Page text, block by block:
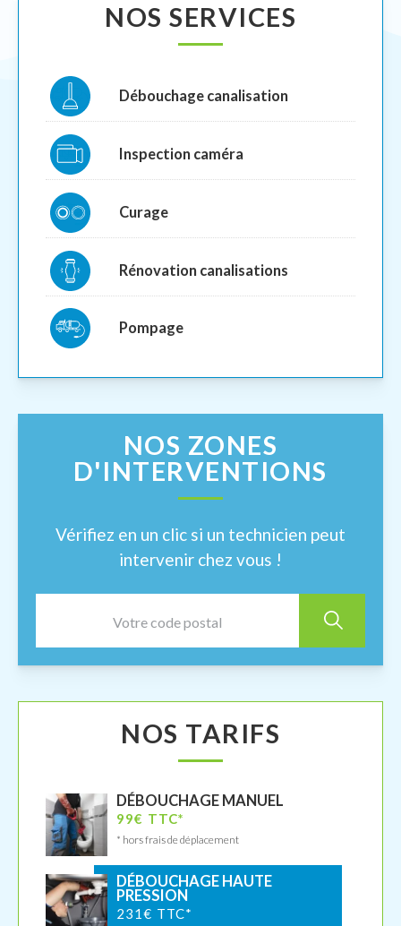
NOS SERVICES
Débouchage canalisation
Inspection caméra
Curage
Rénovation canalisations
Pompage
NOS ZONES
D'INTERVENTIONS
Vérifiez en un clic si un technicien peut
intervenir chez vous !
NOS TARIFS
DÉBOUCHAGE MANUEL
99€ TTC*
* hors frais de déplacement
DÉBOUCHAGE HAUTE
PRESSION
231€ TTC*